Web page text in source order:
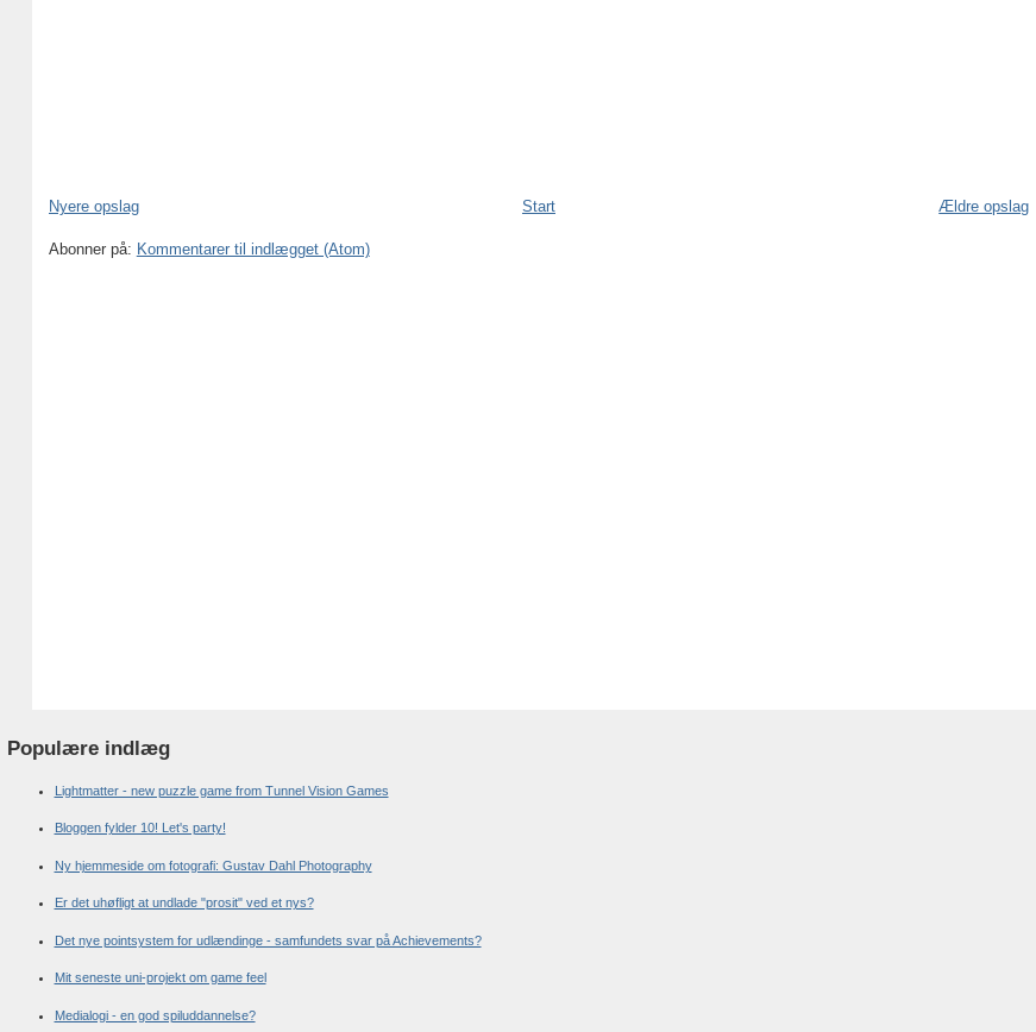
Nyere opslag Ældre opslag
Start
Abonner på: Kommentarer til indlægget (Atom)
Populære indlæg
Lightmatter - new puzzle game from Tunnel Vision Games
Bloggen fylder 10! Let's party!
Ny hjemmeside om fotografi: Gustav Dahl Photography
Er det uhøfligt at undlade "prosit" ved et nys?
Det nye pointsystem for udlændinge - samfundets svar på Achievements?
Mit seneste uni-projekt om game feel
Medialogi - en god spiluddannelse?